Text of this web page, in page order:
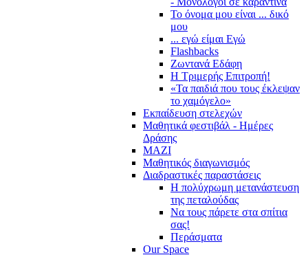
Το όνομα μου είναι ... δικό
μου
... εγώ είμαι Εγώ
Flashbacks
Ζωντανά Εδάφη
Η Τριμερής Επιτροπή!
«Τα παιδιά που τους έκλεψαν
το χαμόγελο»
Εκπαίδευση στελεχών
Μαθητικά φεστιβάλ - Ημέρες
Δράσης
ΜΑΖΙ
Μαθητικός διαγωνισμός
Διαδραστικές παραστάσεις
Η πολύχρωμη μετανάστευση
της πεταλούδας
Να τους πάρετε στα σπίτια
σας!
Περάσματα
Our Space